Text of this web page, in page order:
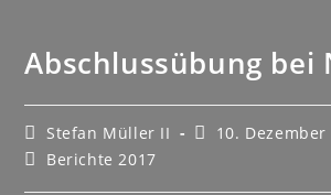
Abschlussübung bei
Stefan Müller II
10. Dezember
Berichte 2017